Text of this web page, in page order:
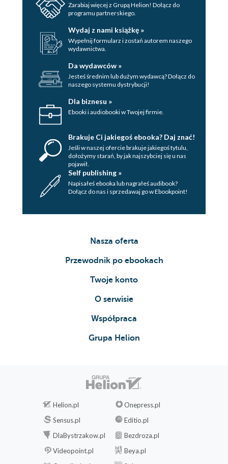
Zarabiaj więcej z Grupą Helion! Dołącz do
programu partnerskiego.
Wydaj z nami książkę »
Wypełnij formularz i zostań autorem naszego
wydawnictwa.
Da wydawców »
Jesteś średnim lub dużym wydawcą? Dołącz do
naszego systemu dystrybucji!
Dla biznesu »
Ebooki i audiobooki w Twojej firmie.
Brakuje Ci jakiegoś ebooka? Daj znać!
Jeśli w naszej ofercie brakuje jakiegoś tytulu,
dołożymy starań, by jak najszybciej się u nas
pojawił.
Self publishing »
Napisałeś ebooka lub nagrałeś audibook?
Dołącz do nas i sprzedawaj go w Ebookpoint!
Nasza oferta
Przewodnik po ebookach
Twoje konto
O serwisie
Współpraca
Grupa Helion
Helion.pl
Onepress.pl
Sensus.pl
Editio.pl
DlaBystrzakow.pl
Bezdroza.pl
Videopoint.pl
Beya.pl